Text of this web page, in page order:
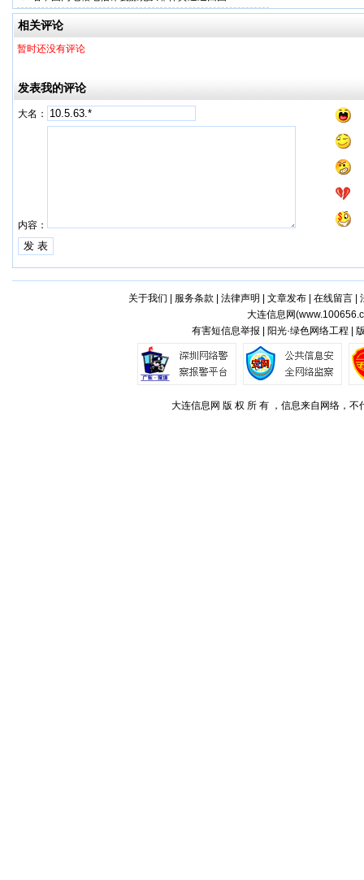
相关评论
暂时还没有评论
发表我的评论
大名：
内容：
关于我们 服务条款 法律声明 文章发布| 在线留言|
大连信息网(
有害短信息举报 | 阳光·绿色网络工程 |
大连信息网 版 权 所 有 ，信息来自网络，